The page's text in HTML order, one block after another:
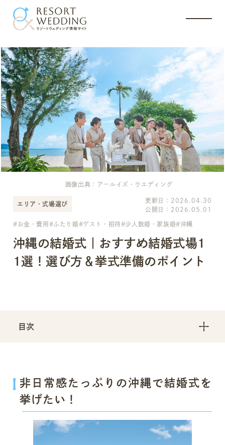
画像出典：アールイズ・ウエディング
エリア・式場選び
更新日： 2026.04.30
公開日： 2026.05.01
お金・費用 ふたり婚 ゲスト・招待 少人数婚・家族婚 沖縄
沖縄の結婚式｜おすすめ結婚式場1
1選！選び方＆挙式準備のポイント
目次
非日常感たっぷりの沖縄で結婚式を
挙げたい！